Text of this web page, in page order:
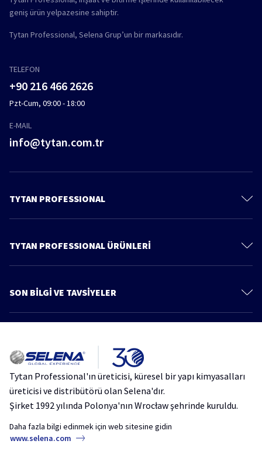
geniş ürün yelpazesine sahiptir.
Tytan Professional, Selena Grup’un bir markasıdır.
TELEFON
+90 216 466 2626
Pzt-Cum, 09:00 - 18:00
E-MAIL
info@tytan.com.tr
TYTAN PROFESSIONAL
Hakkımızda
Bilgi ve Tavsiye
TYTAN PROFESSIONAL ÜRÜNLERİ
PU Köpük Yapıştırıcılar
Kimyasal Dübel
Aerosoller
SON BİLGİ VE TAVSİYELER
Daha fazla makale
Protect
Silikon ve Mastik Rehberi: Sızdırmazlık Ürünleri ve Uygulama Teknikleri
Yalıtım Sorunlarına Pratik Çözümler: Thermospray Akustik PU Yalıtım
Tytan Professional'ın üreticisi, küresel bir yapı kimyasalları
üreticisi ve distribütörü olan Selena'dır.
Şirket 1992 yılında Polonya'nın Wrocław şehrinde kuruldu.
Daha fazla bilgi edinmek için web sitesine gidin
www.selena.com